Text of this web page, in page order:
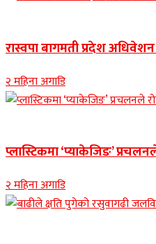
रास्वपा बागमती प्रदेश
२ महिना अगाडि
प्लास्टिकमा ‘प्याकेजिङ’
२ महिना अगाडि